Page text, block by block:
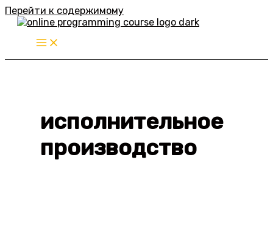
Перейти к содержимому
исполнительное
производство